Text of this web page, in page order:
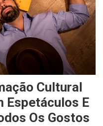
Cultural
Espetáculos E
Os Gostos